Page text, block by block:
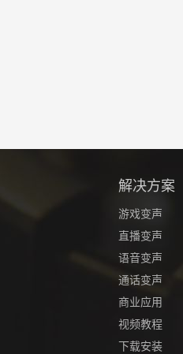
解决方案
游戏变声
直播变声
语音变声
通话变声
商业应用
视频教程
下载安装